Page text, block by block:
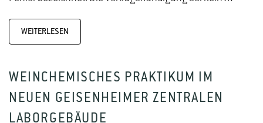
WEITERLESEN
WEINCHEMISCHES PRAKTIKUM IM
NEUEN GEISENHEIMER ZENTRALEN
LABORGEBÄUDE